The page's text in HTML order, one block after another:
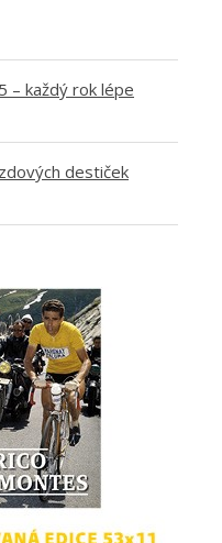
– každý rok lépe
destiček